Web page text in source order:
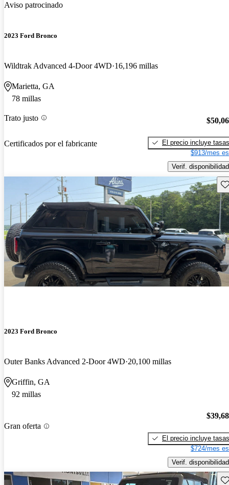
Aviso patrocinado
2023 Ford Bronco
Wildtrak Advanced 4-Door 4WD 16,196 millas
Marietta, GA
78 millas
Trato justo
Certificados por el fabricante
El precio incluye tasas
$913/mes
Verif. disponibilidad
2023 Ford Bronco
Outer Banks Advanced 2-Door 4WD 20,100 millas
Griffin, GA
92 millas
Gran oferta
El precio incluye tasas
$724/mes
Verif. disponibilidad